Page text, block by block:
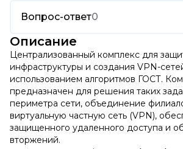
Вопрос-ответ0
Описание
Централизованный комплекс для
инфраструктуры и создания VPN-
использованием алгоритмов ГОСТ.
предназначен для решения таких
периметра сети, объединение
виртуальную частную сеть (VPN),
защищенного удаленного доступа и
вторжений.